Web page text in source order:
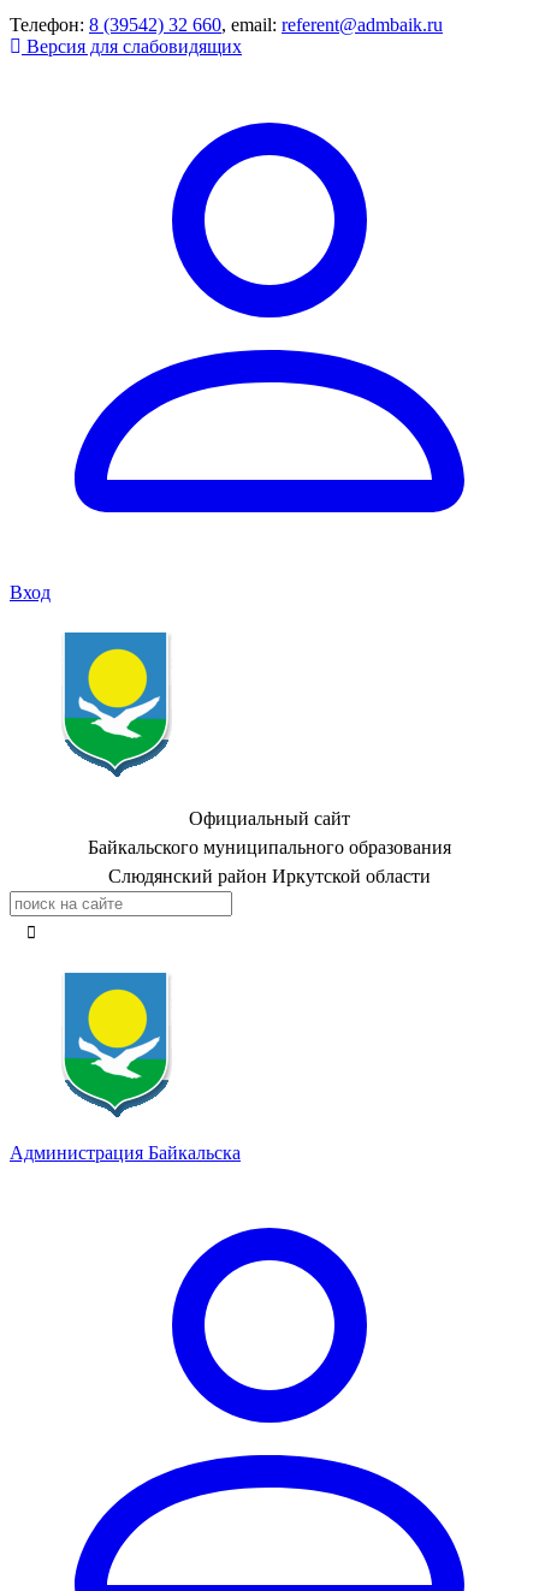
Телефон: 8 (39542) 32 660, email: referent@admbaik.ru
Версия для слабовидящих
Вход
Официальный сайт
Байкальского муниципального образования
Слюдянский район Иркутской области
Администрация Байкальска